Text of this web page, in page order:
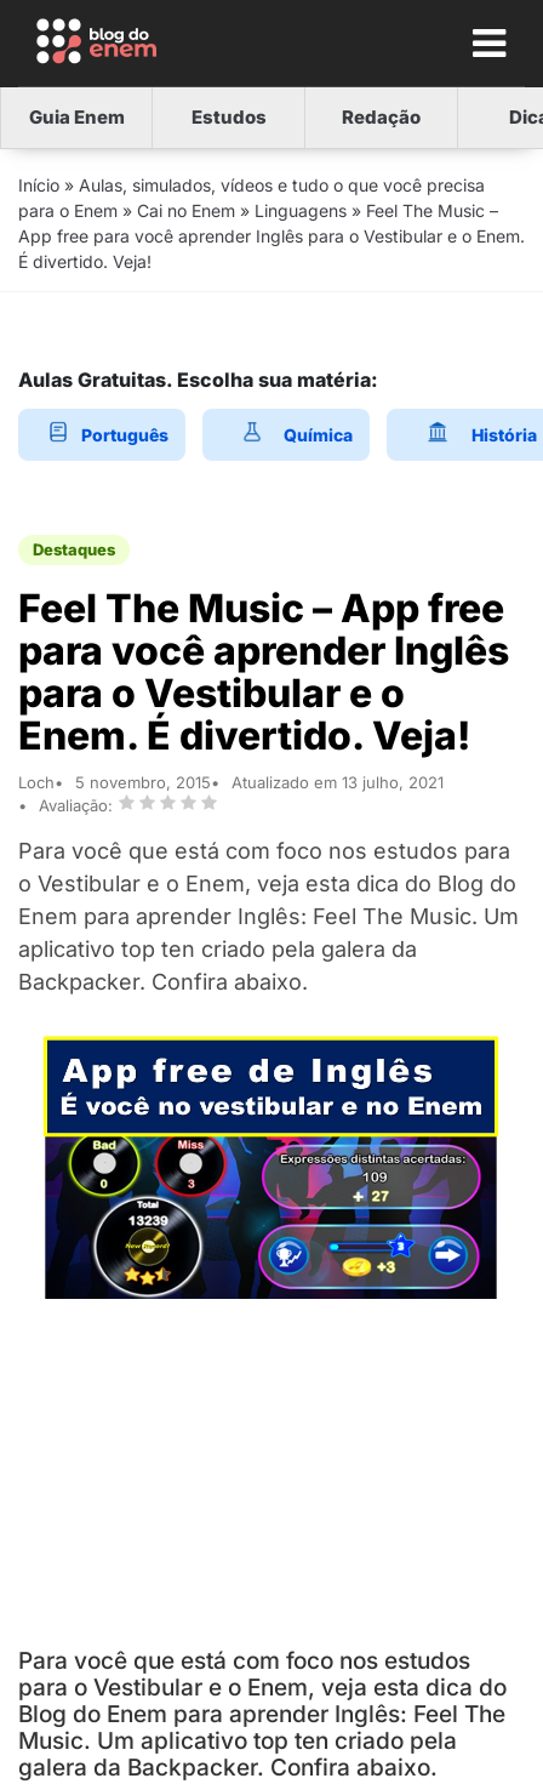
Guia Enem Estudos Redação
Início » Aulas, simulados, vídeos e tudo o que você precisa
para o Enem » Cai no Enem » Linguagens » Feel The Music –
App free para você aprender Inglês para o Vestibular e o Enem.
É divertido. Veja!
Aulas Gratuitas. Escolha sua matéria:
Português Química História
Destaques
Feel The Music – App free
para você aprender Inglês
para o Vestibular e o
Enem. É divertido. Veja!
Loch 5 novembro, 2015
Atualizado em 13 julho, 2021
Avaliação:
Para você que está com foco nos estudos para
o Vestibular e o Enem, veja esta dica do Blog do
Enem para aprender Inglês: Feel The Music. Um
aplicativo top ten criado pela galera da
Backpacker. Confira abaixo.
Para você que está com foco nos estudos
para o Vestibular e o Enem, veja esta dica do
Blog do Enem para aprender Inglês: Feel The
Music. Um aplicativo top ten criado pela
galera da Backpacker. Confira abaixo.